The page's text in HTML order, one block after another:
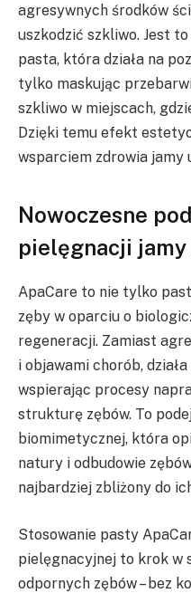
agresywnych środków
uszkodzić szkliwo. Jest
pasta, która działa na
tylko maskując
szkliwo w miejscach,
Dzięki temu efekt
wsparciem zdrowia jamy
Nowoczesne
pielęgnacji
ApaCare to nie tylko
zęby w oparciu o
regeneracji. Zamiast
i objawami chorób,
wspierając procesy
strukturę zębów. To
biomimetycznej, która
natury i odbudowie
najbardziej zbliżony do
Stosowanie pasty
pielęgnacyjnej to krok w
odpornych zębów – bez